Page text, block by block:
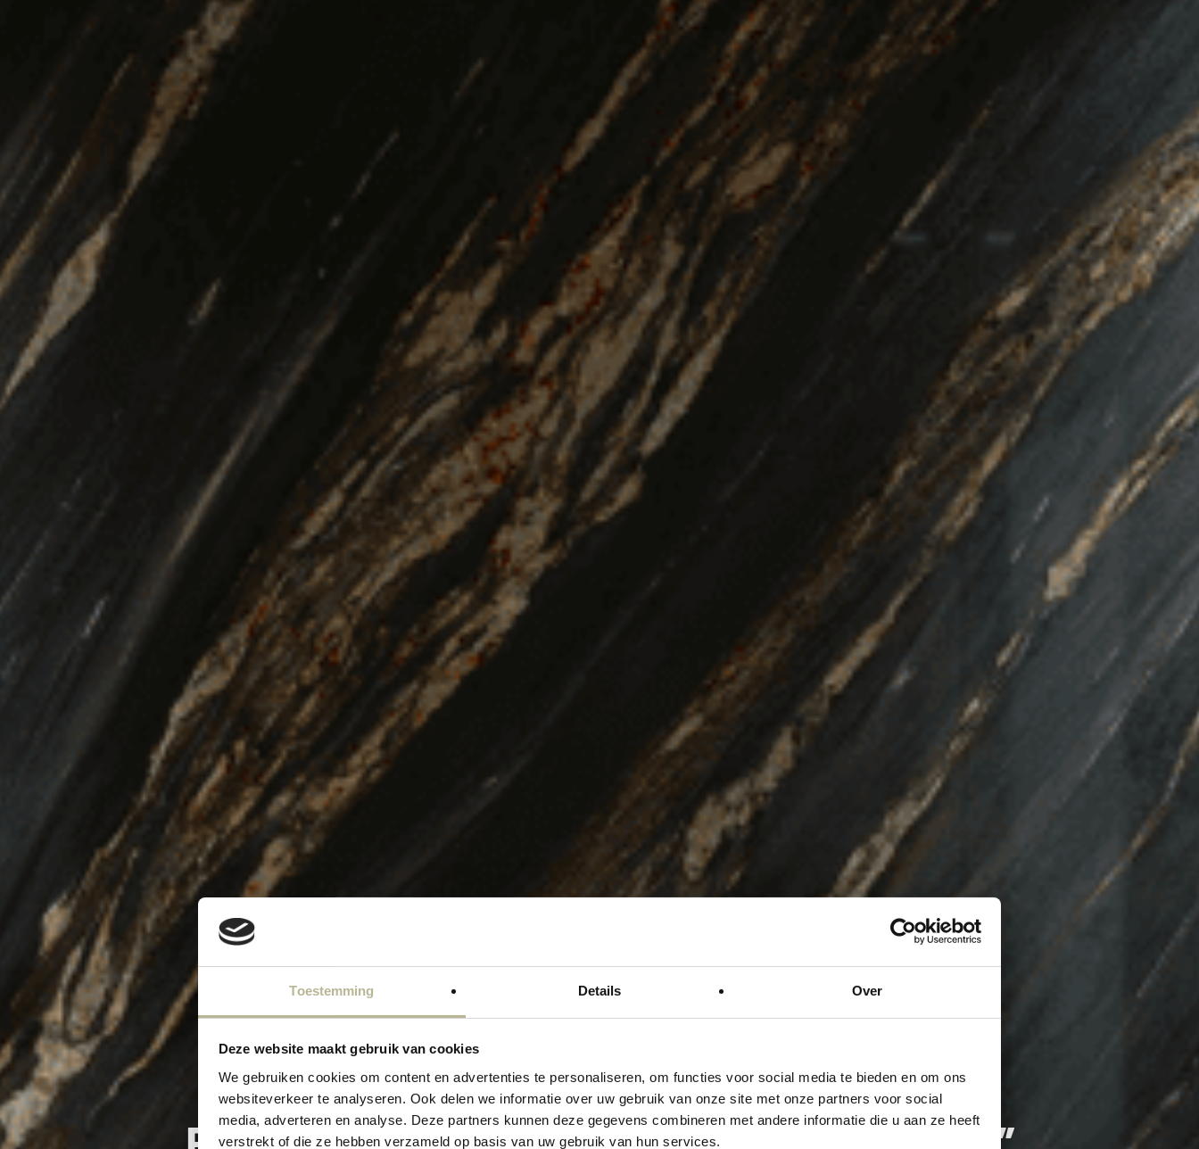
Toestemming Details Over
Deze website maakt gebruik van cookies
We gebruiken cookies om content en advertenties te personaliseren, om functies voor social media te bieden en om ons
websiteverkeer te analyseren. Ook delen we informatie over uw gebruik van onze site met onze partners voor social
media, adverteren en analyse. Deze partners kunnen deze gegevens combineren met andere informatie die u aan ze heeft
verstrekt of die ze hebben verzameld op basis van uw gebruik van hun services.